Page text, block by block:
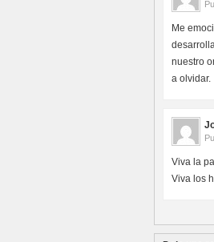
Me
nuestro
a olvidar.
Viva la
Viva los